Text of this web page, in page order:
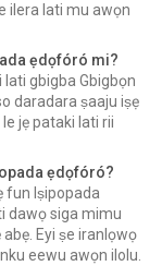
ilera lati mu awọn
ẹdọfóró mi?
gbigba Gbigbọn
daradara ṣaaju iṣẹ
jẹ pataki lati rii
ẹdọfóró?
fun Iṣipopada
dawọ siga mimu
Eyi ṣe iranlọwọ
eewu awọn ilolu.